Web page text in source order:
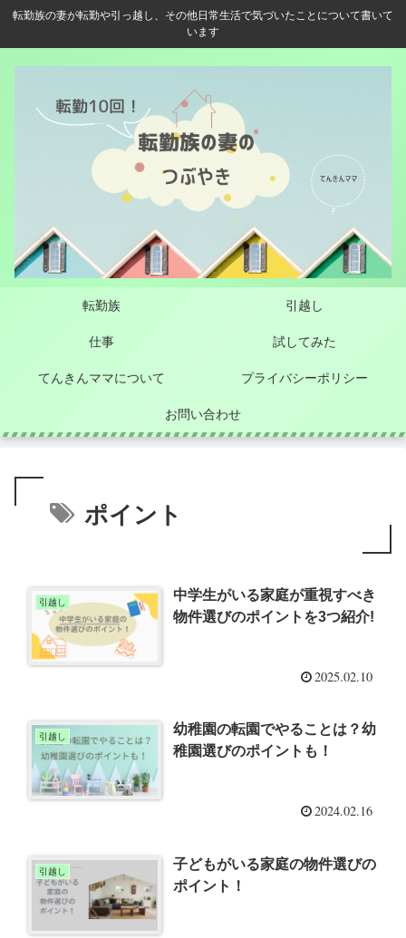
転勤族の妻が転勤や引っ越し、その他日常生活で気づいたことについて書いて
います
転勤族 引越し
仕事 試してみた
てんきんママについて プライバシーポリシー
お問い合わせ
ポイント
引越し
中学生がいる家庭が重視すべき
物件選びのポイントを3つ紹介!
2025.02.10
引越し
幼稚園の転園でやることは？幼
稚園選びのポイントも！
2024.02.16
引越し
子どもがいる家庭の物件選びの
ポイント！